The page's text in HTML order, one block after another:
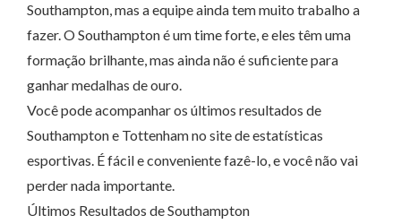
Southampton, mas a equipe ainda tem muito trabalho a
fazer. O Southampton é um time forte, e eles têm uma
formação brilhante, mas ainda não é suficiente para
ganhar medalhas de ouro.
Você pode acompanhar os últimos resultados de
Southampton e Tottenham no site de estatísticas
esportivas. É fácil e conveniente fazê-lo, e você não vai
perder nada importante.
Últimos Resultados de Southampton